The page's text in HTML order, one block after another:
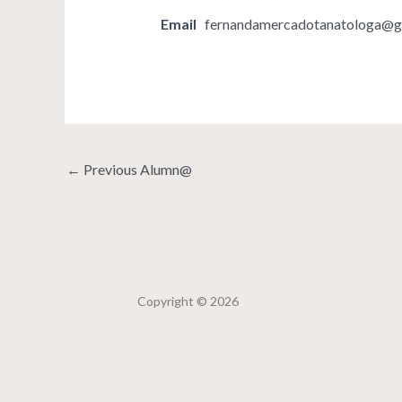
Email
← Previous Alumn@
Copyright © 2026